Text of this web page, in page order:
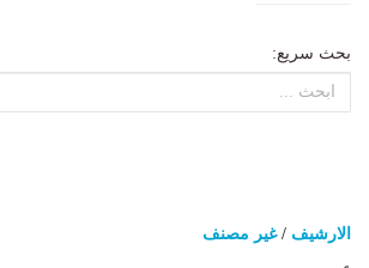
بحث سريع:
الارشيف /غير مصنف